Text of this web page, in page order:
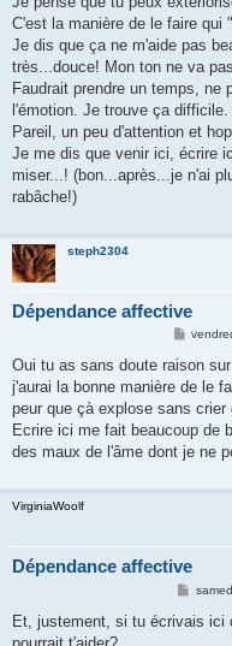
a
g
C'est la manière de le faire qui
Je dis que ça ne m'aide pas
très...douce! Mon ton ne va pas.
Faudrait prendre un temps, ne
l'émotion. Je trouve ça difficile.
Pareil, un peu d'attention et
Je me dis que venir ici, écrire
miser...! (bon...après...je n'ai
rabâche!)
steph2304
Dépendance affective
M
s
a
g
Oui tu as sans doute raison
j'aurai la bonne manière de le
peur que çà explose sans crier
Ecrire ici me fait beaucoup de
des maux de l'âme dont je ne
VirginiaWoolf
Dépendance affective
M
s
Et, justement, si tu écrivais ici